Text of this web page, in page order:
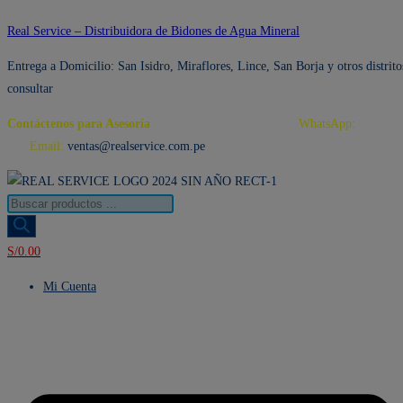
Ir
contenido
Real Service – Distribuidora de Bidones de Agua Mineral
Entrega a Domicilio: San Isidro, Miraflores, Lince, San Borja y otros
consultar
Contáctenos para Asesoría WhatsApp:
Email: ventas@realservice.com.pe
Búsqueda
de
productos
S/0.00
Mi Cuenta